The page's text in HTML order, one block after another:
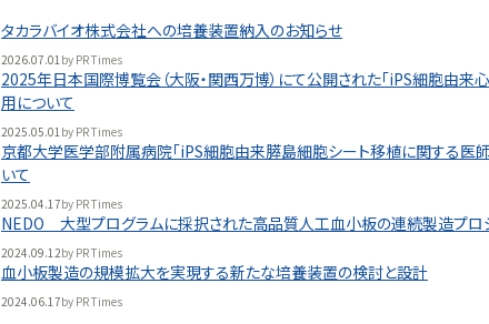
無料で使ってみる
タカラバイオ株式会社への培養装置納入のお知らせ
2026.07.01by PR Times
2025年日本国際博覧会（大阪・関西万博）にて公開された「iPS細胞由
用について
2025.05.01by PR Times
京都大学医学部附属病院「iPS細胞由来膵島細胞シート移植に関する医
いて
2025.04.17by PR Times
NEDO 大型プログラムに採択された高品質人工血小板の連続製造プロ
2024.09.12by PR Times
血小板製造の規模拡大を実現する新たな培養装置の検討と設計
2024.06.17by PR Times